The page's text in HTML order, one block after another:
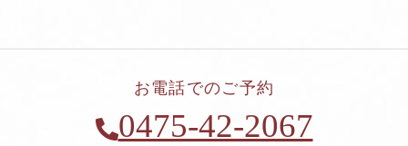
お電話でのご予約
0475-42-2067